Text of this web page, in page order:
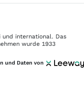
und international. Das
wurde 1933
und Daten von